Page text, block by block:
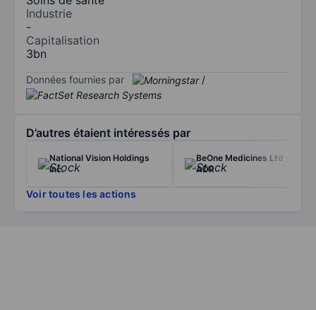
Industrie
-
Capitalisation
3bn
Données fournies par /
D’autres étaient intéressés par
National Vision Holdings
Inc.
BeOne Medicines Ltd -
ADR
Voir toutes les actions